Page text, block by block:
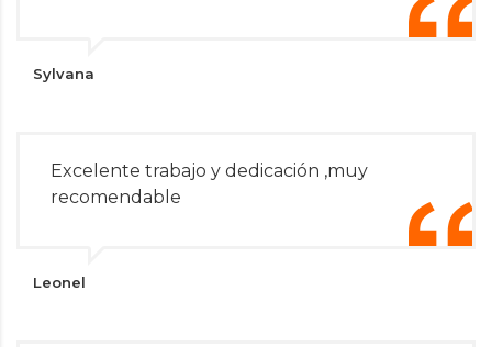
Sylvana
Excelente trabajo y dedicación ,muy
recomendable
Leonel